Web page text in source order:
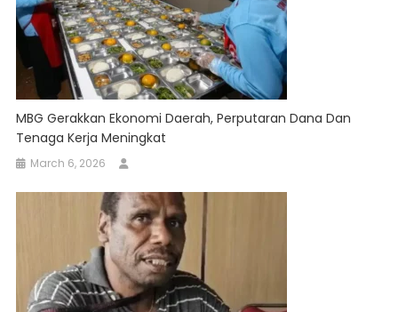
MBG Gerakkan Ekonomi Daerah, Perputaran Dana Dan
Tenaga Kerja Meningkat
March 6, 2026